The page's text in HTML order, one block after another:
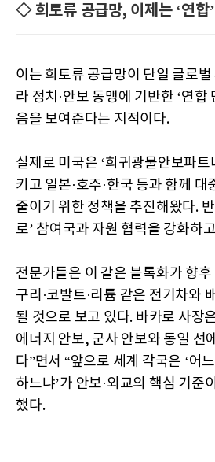
◇ 희토류 공급망, 이제는 ‘연합
이는 희토류 공급망이 단일 글로벌
라 정치·안보 동맹에 기반한 ‘연합
음을 보여준다는 지적이다.
실제로 미국은 ‘희귀광물안보파트
키고 일본·호주·한국 등과 함께
줄이기 위한 정책을 추진해왔다.
로’ 참여국과 자원 협력을 강화하
전문가들은 이 같은 블록화가 향후
구리·코발트·리튬 같은 전기차와
될 것으로 보고 있다. 바카로 사장
에너지 안보, 군사 안보와 동일 선
다”면서 “앞으로 세계 각국은 ‘어
하느냐’가 안보·외교의 핵심 기준
했다.